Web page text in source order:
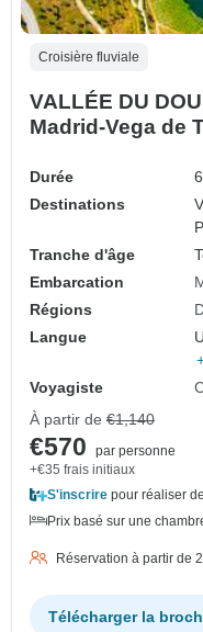
Croisière fluviale
VALLÉE DU
Madrid-Vega de
Durée
Destinations
Tranche d'âge
Embarcation
Régions
Langue
Voyagiste
À partir de €1,140
€570
par personne
+€35 frais initiaux
S'inscrire pour réaliser
Prix basé sur une
Réservation à partir de
Télécharger la